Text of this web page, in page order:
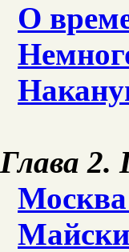
О
Глава 2.